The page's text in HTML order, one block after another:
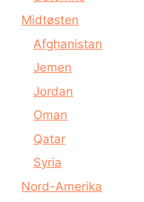
Midtøsten
Afghanistan
Jemen
Jordan
Oman
Qatar
Syria
Nord-Amerika